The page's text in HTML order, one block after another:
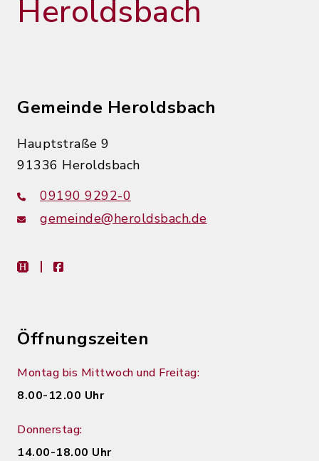
Heroldsbach
Gemeinde Heroldsbach
Hauptstraße 9
91336 Heroldsbach
09190 9292-0
gemeinde@heroldsbach.de
heimat-infofacebook
Öffnungszeiten
Montag bis Mittwoch und Freitag:
8.00-12.00 Uhr
Donnerstag:
14.00-18.00 Uhr